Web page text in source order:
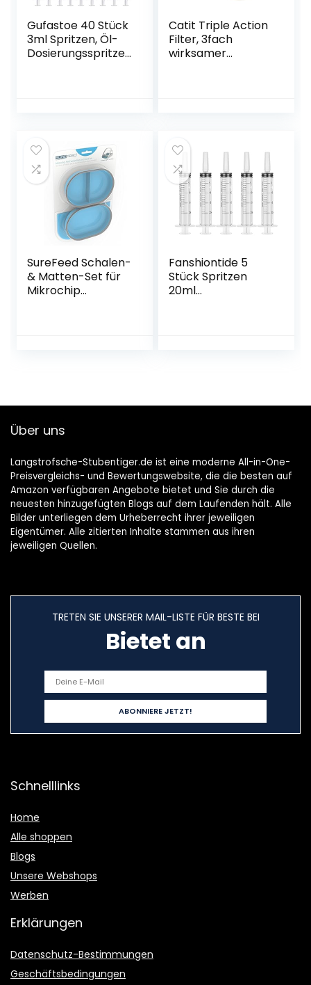
Gufastoe 40 Stück
3ml Spritzen, Öl-
Dosierungsspritze
Catit Triple Action
Filter, 3fach
wirksamer
SureFeed Schalen-
& Matten-Set für
Mikrochip
Fanshiontide 5
Stück Spritzen
20ml
Bewässerung
Über uns
Langstrofsche-Stubentiger.de ist eine moderne All-in-One-
Preisvergleichs- und Bewertungswebsite, die die besten auf
Amazon verfügbaren Angebote bietet und Sie durch die
neuesten hinzugefügten Blogs auf dem Laufenden hält. Alle
Bilder unterliegen dem Urheberrecht ihrer jeweiligen
Eigentümer. Alle zitierten Inhalte stammen aus ihren
jeweiligen Quellen.
TRETEN SIE UNSERER MAIL-LISTE FÜR BESTE BEI
Bietet an
Schnelllinks
Home
Alle shoppen
Blogs
Unsere Webshops
Werben
Erklärungen
Datenschutz-Bestimmungen
Geschäftsbedingungen